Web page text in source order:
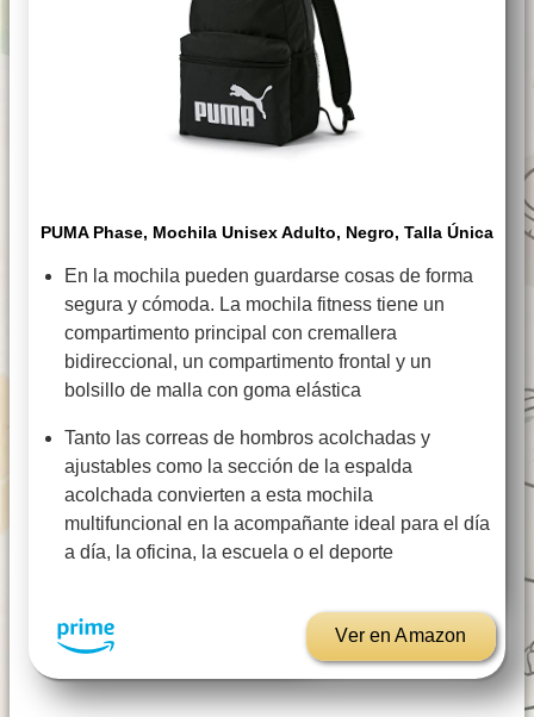
PUMA Phase, Mochila Unisex Adulto, Negro, Talla Única
En la mochila pueden guardarse cosas de forma
segura y cómoda. La mochila fitness tiene un
compartimento principal con cremallera
bidireccional, un compartimento frontal y un
bolsillo de malla con goma elástica
Tanto las correas de hombros acolchadas y
ajustables como la sección de la espalda
acolchada convierten a esta mochila
multifuncional en la acompañante ideal para el día
a día, la oficina, la escuela o el deporte
Ver en Amazon